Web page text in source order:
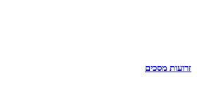
זרועות מסכים